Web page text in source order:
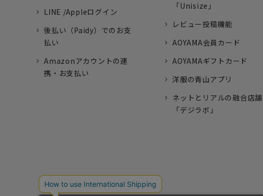
LINE /Appleログイン
後払い（Paidy）でのお支
払い
Amazonアカウントの連
携・お支払い
「Unisize」
レビュー投稿機能
AOYAMA会員カード
AOYAMAギフトカード
洋服の青山アプリ
ネットとリアルの融合店舗
「デジラボ」